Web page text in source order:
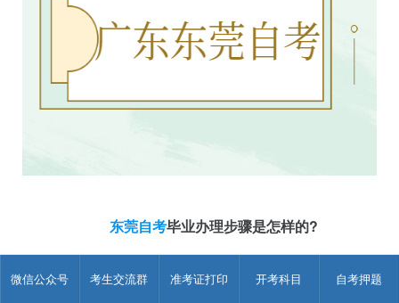
微信公众号 考生交流群 准考证打印 开考科目 自考押题
东莞自考毕业办理步骤是怎样的?
时办理申请毕业的有关手续，逾期者，不能参加本批次毕业手续